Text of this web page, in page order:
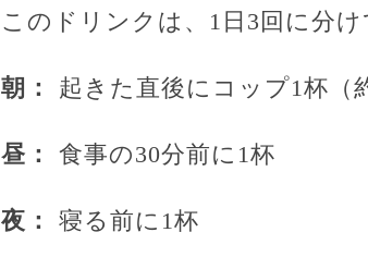
このドリンクは、1日3回に分
朝： 起きた直後にコップ1杯（
昼： 食事の30分前に1杯
夜： 寝る前に1杯